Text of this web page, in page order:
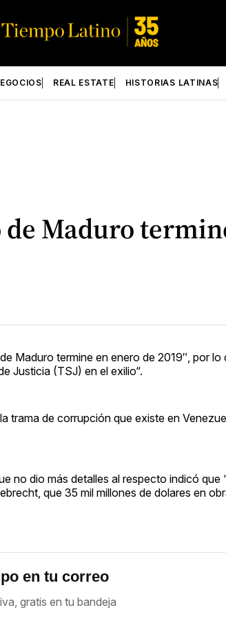
REAL ESTATE HISTORIAS LATINAS
Maduro
Maduro termine en enero de 2019″, por lo
Justicia (TSJ) en el exilio“.
trama de corrupción que existe en
no dio más detalles al respecto indicó que
que 35 mil millones de dolares en
en tu correo
gratis en tu bandeja